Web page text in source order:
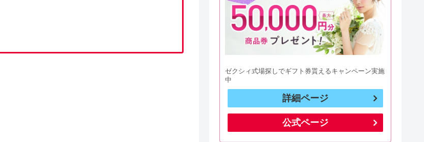
ゼクシィ式場探しでギフト券貰えるキャンペーン実施
中
詳細ページ
公式ページ